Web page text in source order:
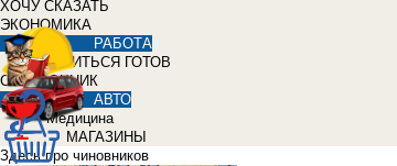
ХОЧУ СКАЗАТЬ
ЭКОНОМИКА
РАБОТА
УЧИТЬСЯ ГОТОВ
СПРАВОЧНИК
АВТО
Медицина
МАГАЗИНЫ
Здесь про чиновников